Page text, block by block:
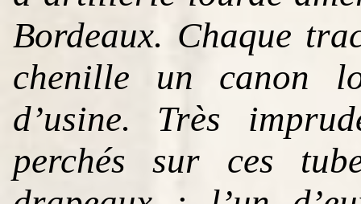
Bordeaux. Chaque
chenille un canon
d’usine. Très
perchés sur ces